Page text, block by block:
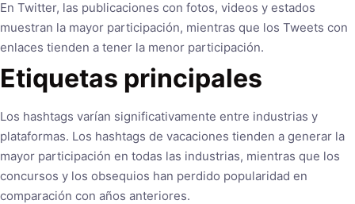
En Twitter, las publicaciones con fotos, videos y estados
muestran la mayor participación, mientras que los Tweets con
enlaces tienden a tener la menor participación.
Etiquetas principales
Los hashtags varían significativamente entre industrias y
plataformas. Los hashtags de vacaciones tienden a generar la
mayor participación en todas las industrias, mientras que los
concursos y los obsequios han perdido popularidad en
comparación con años anteriores.